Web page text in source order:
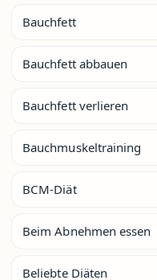
Bauchfett
Bauchfett abbauen
Bauchfett verlieren
Bauchmuskeltraining
BCM-Diät
Beim Abnehmen essen
Beliebte Diäten